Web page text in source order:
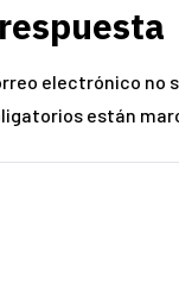
electrónico no
están